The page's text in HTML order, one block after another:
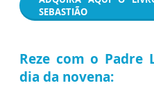
SEBASTIÃO
Reze com o Padre
dia da novena: